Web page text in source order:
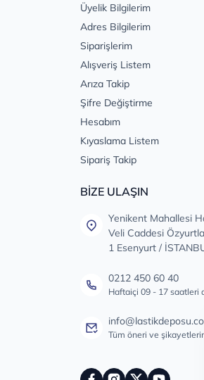
Üyelik Bilgilerim
Adres Bilgilerim
Siparişlerim
Alışveriş Listem
Arıza Takip
Şifre Değiştirme
Hesabım
Kıyaslama Listem
Sipariş Takip
BİZE ULAŞIN
Yenikent Mahallesi
Veli Caddesi
1 Esenyurt /
0212 450 60 40
Haftaiçi 09 - 17 saatleri
Tüm öneri ve